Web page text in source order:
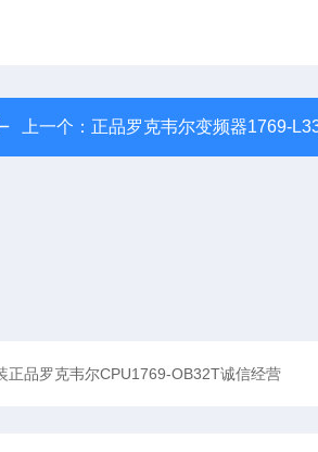
上一个： 正品罗克韦尔变频器1769-